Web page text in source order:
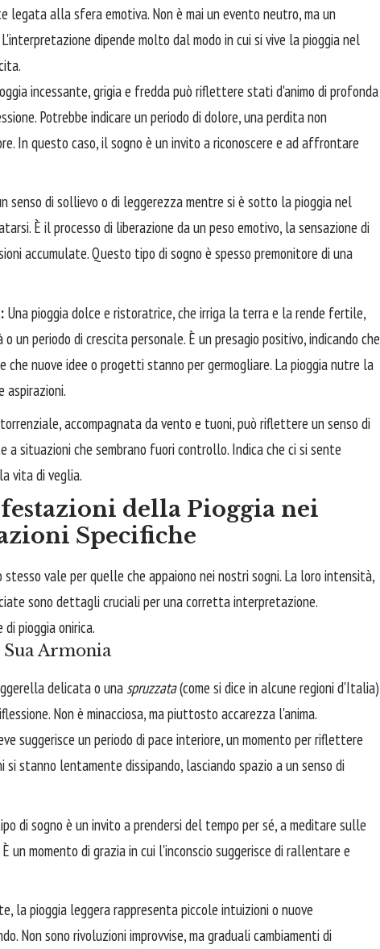
legata alla sfera emotiva. Non è mai un evento neutro, ma un
dipende molto dal modo in cui si vive la pioggia nel
incessante, grigia e fredda può riflettere stati d'animo di profonda
Potrebbe indicare un periodo di dolore, una perdita non
In questo caso, il sogno è un invito a riconoscere e ad affrontare
senso di sollievo o di leggerezza mentre si è sotto la pioggia nel
È il processo di liberazione da un peso emotivo, la sensazione di
accumulate. Questo tipo di sogno è spesso premonitore di una
Una pioggia dolce e ristoratrice, che irriga la terra e la rende fertile,
un periodo di crescita personale. È un presagio positivo, indicando che
che nuove idee o progetti stanno per germogliare. La pioggia nutre la
aspirazioni.
accompagnata da vento e tuoni, può riflettere un senso di
a situazioni che sembrano fuori controllo. Indica che ci si sente
vita di veglia.
della Pioggia nei
Specifiche
vale per quelle che appaiono nei nostri sogni. La loro intensità,
sono dettagli cruciali per una corretta interpretazione.
pioggia onirica.
Armonia
delicata o unaspruzzata(come si dice in alcune regioni d'Italia)
Non è minacciosa, ma piuttosto accarezza l'anima.
suggerisce un periodo di pace interiore, un momento per riflettere
si stanno lentamente dissipando, lasciando spazio a un senso di
di sogno è un invito a prendersi del tempo per sé, a meditare sulle
un momento di grazia in cui l'inconscio suggerisce di rallentare e
la pioggia leggera rappresenta piccole intuizioni o nuove
Non sono rivoluzioni improvvise, ma graduali cambiamenti di